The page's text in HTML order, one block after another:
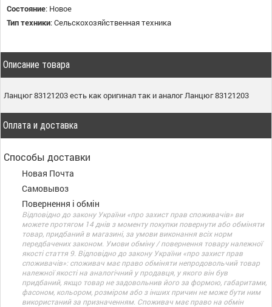
Состояние: Новое
Тип техники:Сельскохозяйственная техника
Описание товара
Ланцюг 83121203 есть как оригинал так и аналог Ланцюг 83121203
Оплата и доставка
Способы доставки
Новая Почта
Самовывоз
Повернення і обмін
Відповідно до закону України «про захист прав споживачів» ви
можете протягом 14 днів з моменту покупки повернути або обміняти
товар, придбаний в магазині, за умови виконання всіх норм
передбачених законом. Умови обміну / повернення товару належної
якості стаття 9. Відповідно до закону України «про захист прав
споживачів»: споживач має право обміняти непродовольчий товар
належної якості на аналогічний у продавця, у якого він був
придбаний, якщо товар не задовольнив його за формою, габаритами,
фасоном, кольором, розміром або з інших причин не може бути ним
використаний за призначенням. Споживач має право на обмін